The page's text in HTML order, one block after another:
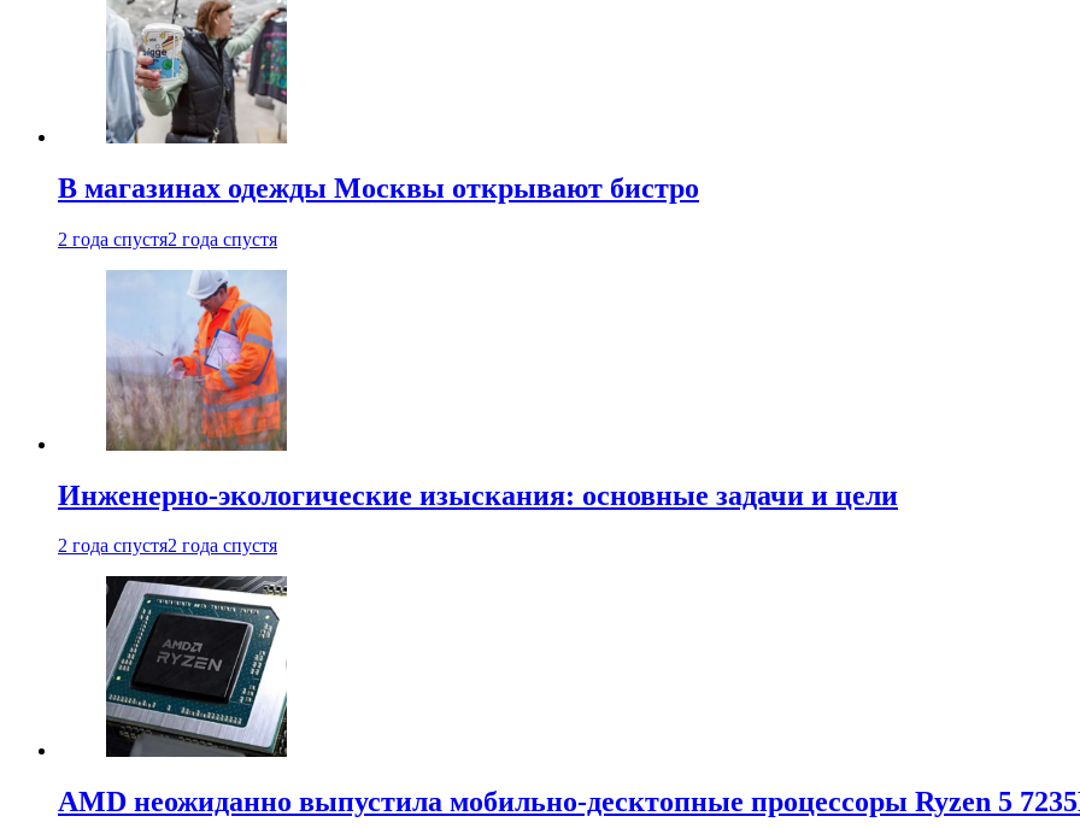
В магазинах одежды Москвы открывают бистро
2 года спустя2 года спустя
Инженерно-экологические изыскания: основные задачи и цели
2 года спустя2 года спустя
AMD неожиданно выпустила мобильно-десктопные процессоры Ryzen 5